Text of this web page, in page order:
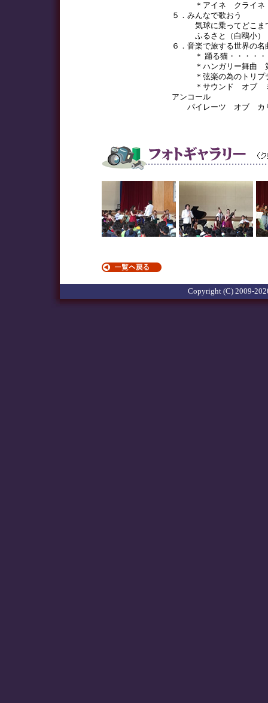
＊アイネ クライネ ナ
５．みんなで歌おう
気球に乗ってどこま
ふるさと（白鴎小）
６．音楽で旅する世界の名
＊ 踊る猫・・・・・・
＊ハンガリー舞曲 第
＊弦楽の為のトリプテ
＊サウンド オブ ミュ
アンコール
パイレーツ オブ カ
Copyright (C) 2009-